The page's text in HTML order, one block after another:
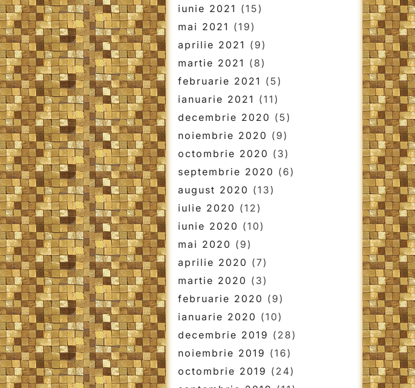
iunie 2021 (15)
mai 2021 (19)
aprilie 2021 (9)
martie 2021 (8)
februarie 2021 (5)
ianuarie 2021 (11)
decembrie 2020 (5)
noiembrie 2020 (9)
octombrie 2020 (3)
septembrie 2020 (6)
august 2020 (13)
iulie 2020 (12)
iunie 2020 (10)
mai 2020 (9)
aprilie 2020 (7)
martie 2020 (3)
februarie 2020 (9)
ianuarie 2020 (10)
decembrie 2019 (28)
noiembrie 2019 (16)
octombrie 2019 (24)